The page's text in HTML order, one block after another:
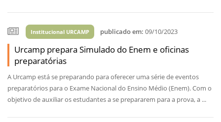
Institucional URCAMP publicado em: 09/10/2023
Urcamp prepara Simulado do Enem e oficinas
preparatórias
A Urcamp está se preparando para oferecer uma série de eventos
preparatórios para o Exame Nacional do Ensino Médio (Enem). Com o
objetivo de auxiliar os estudantes a se prepararem para a prova, a ...